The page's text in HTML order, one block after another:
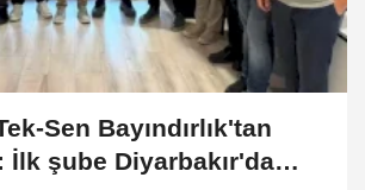
Sen Bayındırlık'tan
İlk şube Diyarbakır'da